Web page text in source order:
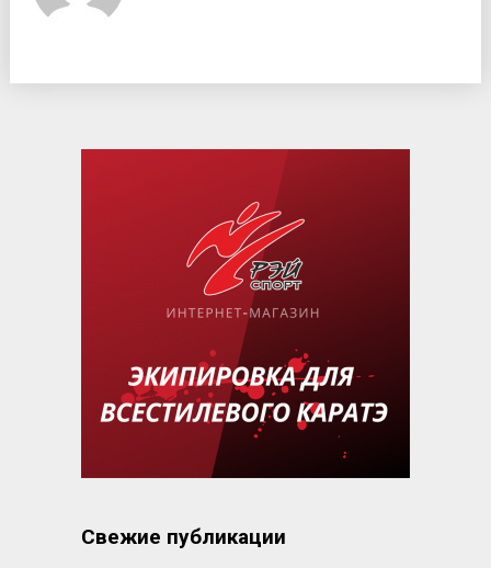
Свежие публикации